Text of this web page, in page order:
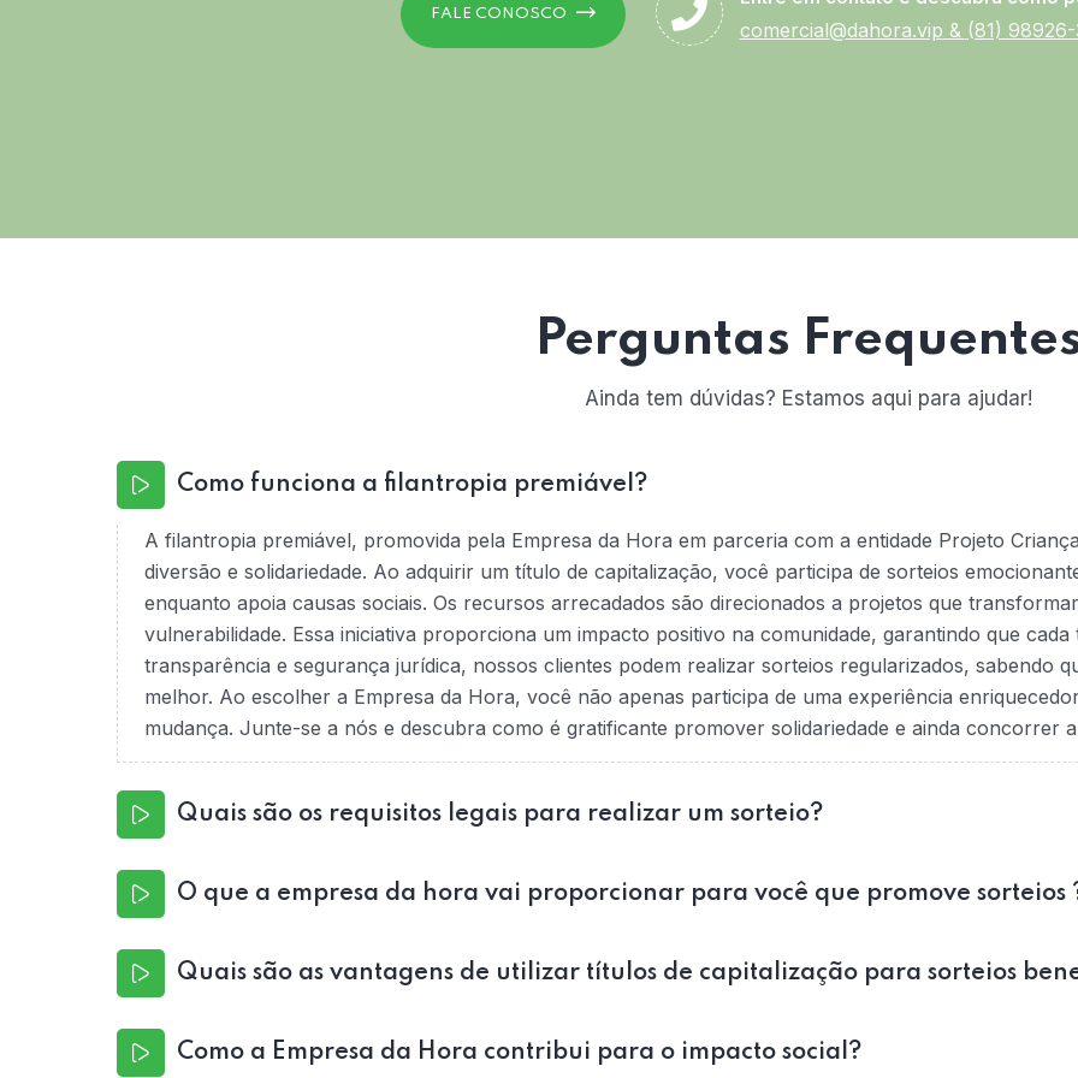
FALE CONOSCO
comercial@dahora.vip & (81)
Perguntas
Ainda tem dúvidas? Estamos aqui para ajudar!
Como funciona a filantropia premiável?
A filantropia premiável, promovida pela Empresa da Hora em parceria com a entidade Projeto
diversão e solidariedade. Ao adquirir um título de capitalização, você participa de sorteios
enquanto apoia causas sociais. Os recursos arrecadados são direcionados a projetos que
vulnerabilidade. Essa iniciativa proporciona um impacto positivo na comunidade, garantindo que
transparência e segurança jurídica, nossos clientes podem realizar sorteios regularizados, sabendo
melhor. Ao escolher a Empresa da Hora, você não apenas participa de uma experiência
mudança. Junte-se a nós e descubra como é gratificante promover solidariedade e ainda concorrer
Quais são os requisitos legais para realizar um sorteio?
O que a empresa da hora vai proporcionar para você que promove sorteios
Quais são as vantagens de utilizar títulos de capitalização para sorteios
Como a Empresa da Hora contribui para o impacto social?